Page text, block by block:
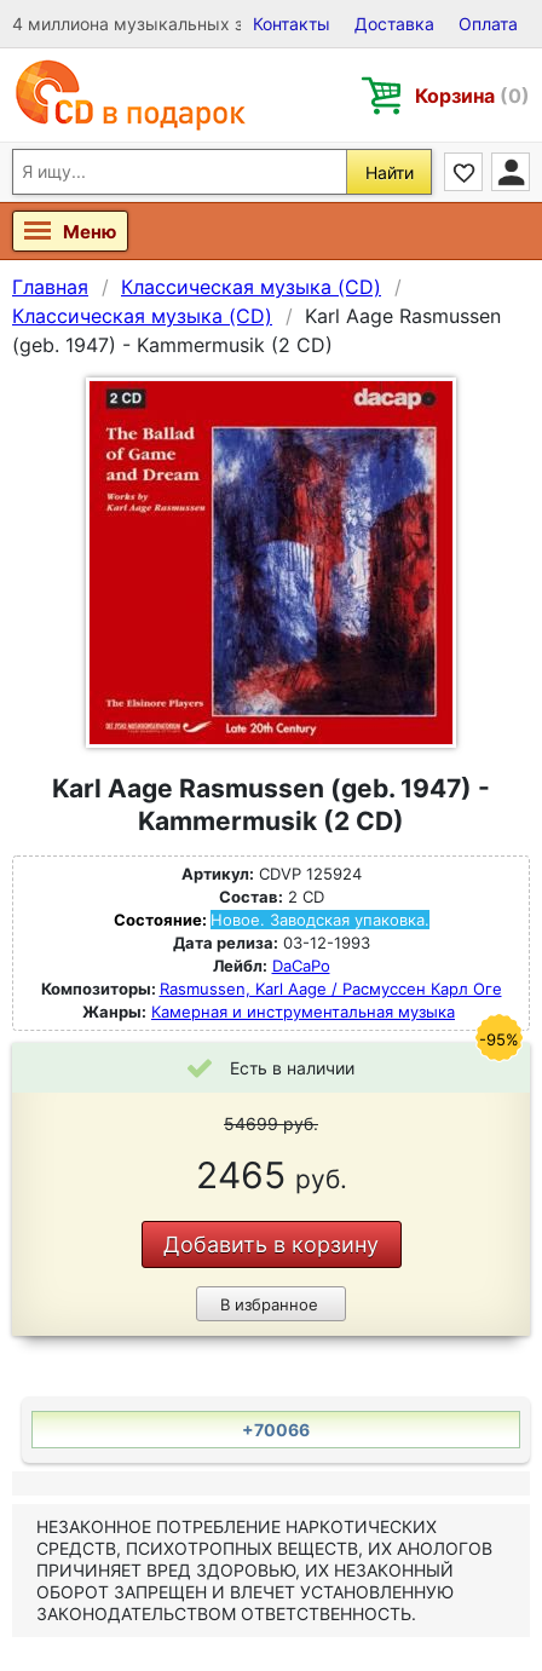
4 миллиона музыкальных записей на Виниле, CD и DVD
Контакты Доставка Оплата
Корзина (0)
Найти
Меню
Главная
Классическая музыка (CD)
Классическая музыка (CD)
Karl Aage Rasmussen
(geb. 1947) - Kammermusik (2 CD)
Karl Aage Rasmussen (geb. 1947) -
Kammermusik (2 CD)
Артикул: CDVP 125924
Состав: 2 CD
Состояние: Новое. Заводская упаковка.
Дата релиза: 03-12-1993
Лейбл: DaCaPo
Композиторы: Rasmussen, Karl Aage / Расмуссен Карл Оге
Жанры: Камерная и инструментальная музыка
Есть в наличии
54699руб.
2465 руб.
Добавить в корзину
В избранное
-95%
+70066
НЕЗАКОННОЕ ПОТРЕБЛЕНИЕ НАРКОТИЧЕСКИХ
СРЕДСТВ, ПСИХОТРОПНЫХ ВЕЩЕСТВ, ИХ АНОЛОГОВ
ПРИЧИНЯЕТ ВРЕД ЗДОРОВЬЮ, ИХ НЕЗАКОННЫЙ
ОБОРОТ ЗАПРЕЩЕН И ВЛЕЧЕТ УСТАНОВЛЕННУЮ
ЗАКОНОДАТЕЛЬСТВОМ ОТВЕТСТВЕННОСТЬ.